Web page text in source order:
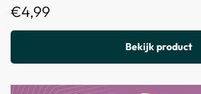
€4,99
Bekijk product